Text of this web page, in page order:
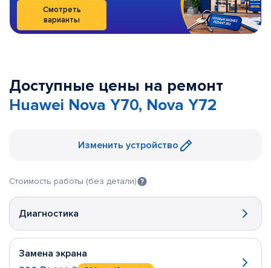
Смотреть
варианты
Доступные цены на ремонт
Huawei Nova Y70, Nova Y72
Изменить устройство
Стоимость работы (без детали)
Диагностика
Замена экрана